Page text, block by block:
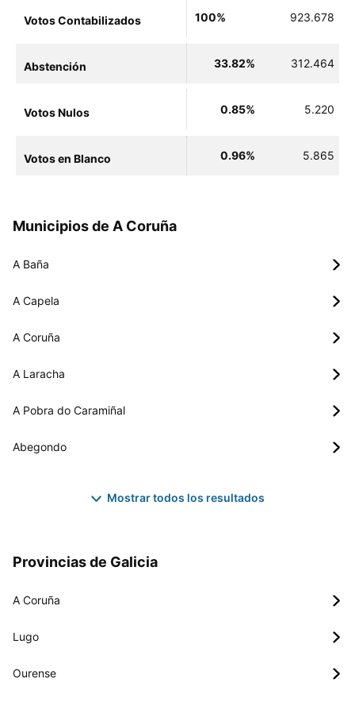
Votos Contabilizados 100% 923.678
Abstención 33.82% 312.464
Votos Nulos 0.85% 5.220
Votos en Blanco 0.96% 5.865
Municipios de A Coruña
A Baña
A Capela
A Coruña
A Laracha
A Pobra do Caramiñal
Abegondo
Mostrar todos los resultados
Provincias de Galicia
A Coruña
Lugo
Ourense